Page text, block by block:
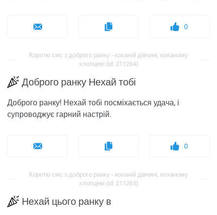
0
Короткі смс з доброго ранку - коханій дівчині, коханому
хлопцеві (id: 211264)
Доброго ранку Нехай тобі
Доброго ранку! Нехай тобі посміхається удача, і
супроводжує гарний настрій.
0
Короткі смс з доброго ранку - коханій дівчині, коханому
хлопцеві (id: 211265)
Нехай цього ранку в